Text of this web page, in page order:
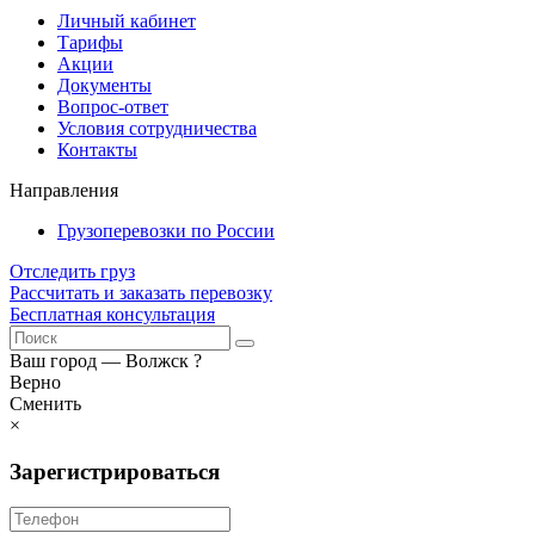
Личный кабинет
Тарифы
Акции
Документы
Вопрос-ответ
Условия сотрудничества
Контакты
Направления
Грузоперевозки по России
Отследить груз
Рассчитать и заказать перевозку
Бесплатная консультация
Ваш город — Волжск ?
Верно
Сменить
×
Зарегистрироваться